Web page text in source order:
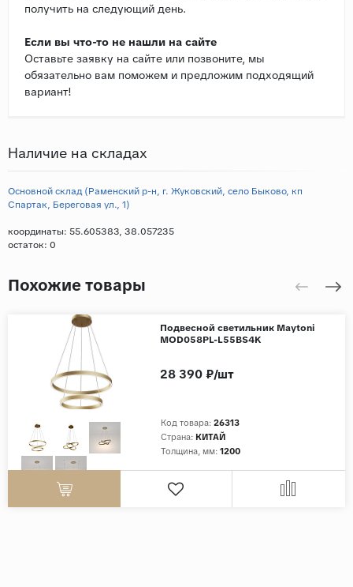
получить на следующий день.
Если вы что-то не нашли на сайте
Оставьте заявку на сайте или позвоните, мы
обязательно вам поможем и предложим подходящий
вариант!
Наличие на складах
Основной склад (Раменский р-н, г. Жуковский, село Быково, кп
Спартак, Береговая ул., 1)
координаты: 55.605383, 38.057235
остаток: 0
Похожие товары
Подвесной светильник Maytoni
MOD058PL-L55BS4K
Код товара: 26313
Страна: КИТАЙ
Толщина, мм: 1200
28 390 ₽/шт